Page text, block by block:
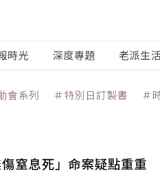
時光 深度專題 老派生
會系列 ＃特別日訂製書 ＃
窒息死」命案疑點重重